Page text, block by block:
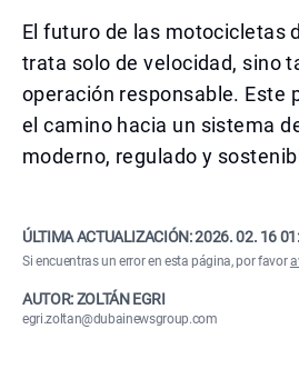
El futuro de las motocicletas
trata solo de velocidad, sino
operación responsable. Este
el camino hacia un sistema
moderno, regulado y
ÚLTIMA ACTUALIZACIÓN:2026. 02. 16
Si encuentras un error en esta página, por favor
AUTOR: ZOLTÁN EGRI
egri.zoltan@dubainewsgroup.com